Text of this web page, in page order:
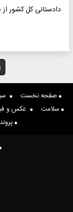
دادستانی کل کشور
صفحه نخست
سلامت
عکس و